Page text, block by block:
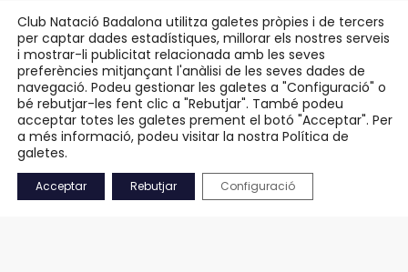
Copyright © 2026 Club Natació Badalona |c/ Eduard Maristany, 5-7
Badalona |93 384 34 13
Avís Legal
Política de Privacitat
Accessibilitat
Mapa Web
Club Natació Badalona utilitza galetes pròpies i de tercers
per captar dades estadístiques, millorar els nostres serveis
i mostrar-li publicitat relacionada amb les seves
preferències mitjançant l'anàlisi de les seves dades de
navegació. Podeu gestionar les galetes a "Configuració" o
bé rebutjar-les fent clic a "Rebutjar". També podeu
acceptar totes les galetes prement el botó "Acceptar". Per
a més informació, podeu visitar la nostra Política de
galetes.
Acceptar Rebutjar Configuració